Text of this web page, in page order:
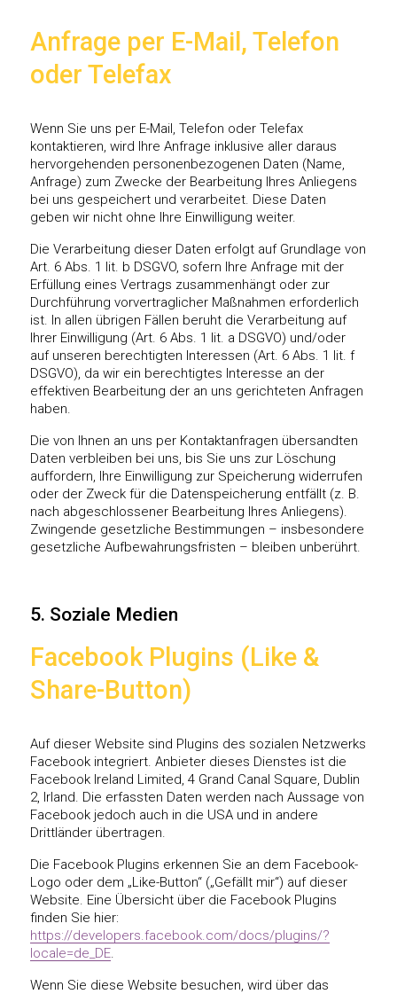
Anfrage per E-Mail, Telefon
oder Telefax
Wenn Sie uns per E-Mail, Telefon oder Telefax
kontaktieren, wird Ihre Anfrage inklusive aller daraus
hervorgehenden personenbezogenen Daten (Name,
Anfrage) zum Zwecke der Bearbeitung Ihres Anliegens
bei uns gespeichert und verarbeitet. Diese Daten
geben wir nicht ohne Ihre Einwilligung weiter.
Die Verarbeitung dieser Daten erfolgt auf Grundlage von
Art. 6 Abs. 1 lit. b DSGVO, sofern Ihre Anfrage mit der
Erfüllung eines Vertrags zusammenhängt oder zur
Durchführung vorvertraglicher Maßnahmen erforderlich
ist. In allen übrigen Fällen beruht die Verarbeitung auf
Ihrer Einwilligung (Art. 6 Abs. 1 lit. a DSGVO) und/oder
auf unseren berechtigten Interessen (Art. 6 Abs. 1 lit. f
DSGVO), da wir ein berechtigtes Interesse an der
effektiven Bearbeitung der an uns gerichteten Anfragen
haben.
Die von Ihnen an uns per Kontaktanfragen übersandten
Daten verbleiben bei uns, bis Sie uns zur Löschung
auffordern, Ihre Einwilligung zur Speicherung widerrufen
oder der Zweck für die Datenspeicherung entfällt (z. B.
nach abgeschlossener Bearbeitung Ihres Anliegens).
Zwingende gesetzliche Bestimmungen – insbesondere
gesetzliche Aufbewahrungsfristen – bleiben unberührt.
5. Soziale Medien
Facebook Plugins (Like &
Share-Button)
Auf dieser Website sind Plugins des sozialen Netzwerks
Facebook integriert. Anbieter dieses Dienstes ist die
Facebook Ireland Limited, 4 Grand Canal Square, Dublin
2, Irland. Die erfassten Daten werden nach Aussage von
Facebook jedoch auch in die USA und in andere
Drittländer übertragen.
Die Facebook Plugins erkennen Sie an dem Facebook-
Logo oder dem „Like-Button“ („Gefällt mir“) auf dieser
Website. Eine Übersicht über die Facebook Plugins
finden Sie hier:
https://developers.facebook.com/docs/plugins/?
locale=de_DE.
Wenn Sie diese Website besuchen, wird über das